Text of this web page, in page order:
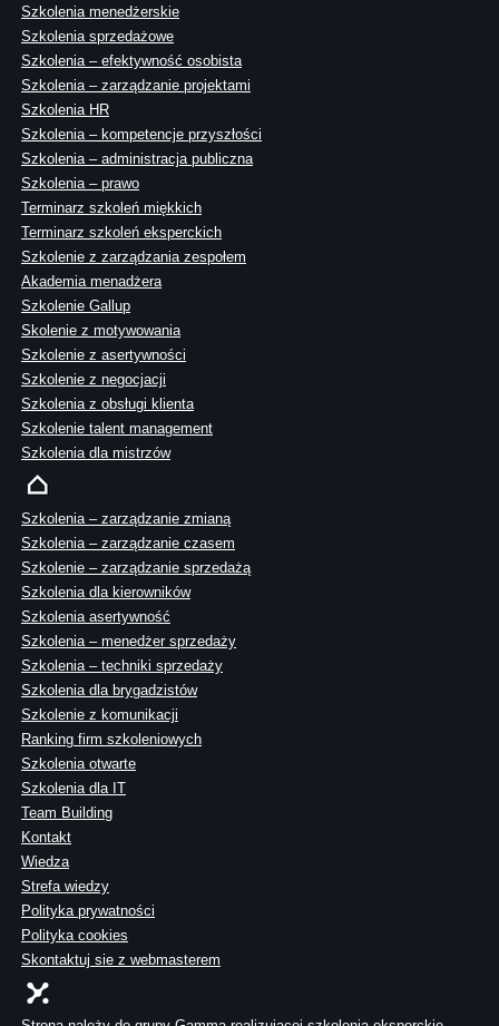
Szkolenia menedżerskie
Szkolenia sprzedażowe
Szkolenia – efektywność osobista
Szkolenia – zarządzanie projektami
Szkolenia HR
Szkolenia – kompetencje przyszłości
Szkolenia – administracja publiczna
Szkolenia – prawo
Terminarz szkoleń miękkich
Terminarz szkoleń eksperckich
Szkolenie z zarządzania zespołem
Akademia menadżera
Szkolenie Gallup
Skolenie z motywowania
Szkolenie z asertywności
Szkolenie z negocjacji
Szkolenia z obsługi klienta
Szkolenie talent management
Szkolenia dla mistrzów
Szkolenia – zarządzanie zmianą
Szkolenia – zarządzanie czasem
Szkolenie – zarządzanie sprzedażą
Szkolenia dla kierowników
Szkolenia asertywność
Szkolenia – menedżer sprzedaży
Szkolenia – techniki sprzedaży
Szkolenia dla brygadzistów
Szkolenie z komunikacji
Ranking firm szkoleniowych
Szkolenia otwarte
Szkolenia dla IT
Team Building
Kontakt
Wiedza
Strefa wiedzy
Polityka prywatności
Polityka cookies
Skontaktuj sie z webmasterem